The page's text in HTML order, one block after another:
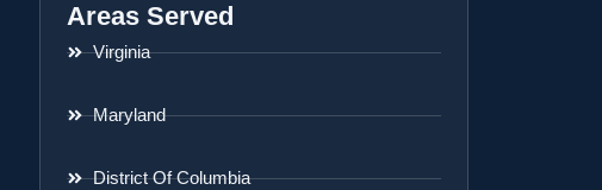
Areas Served
Virginia
Maryland
District Of Columbia